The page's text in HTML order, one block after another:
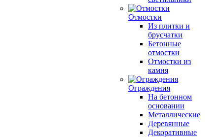
Отмостки
Из плитки и
брусчатки
Бетонные
отмостки
Отмостки из
камня
Ограждения
На бетонном
основании
Металлические
Деревянные
Декоративные